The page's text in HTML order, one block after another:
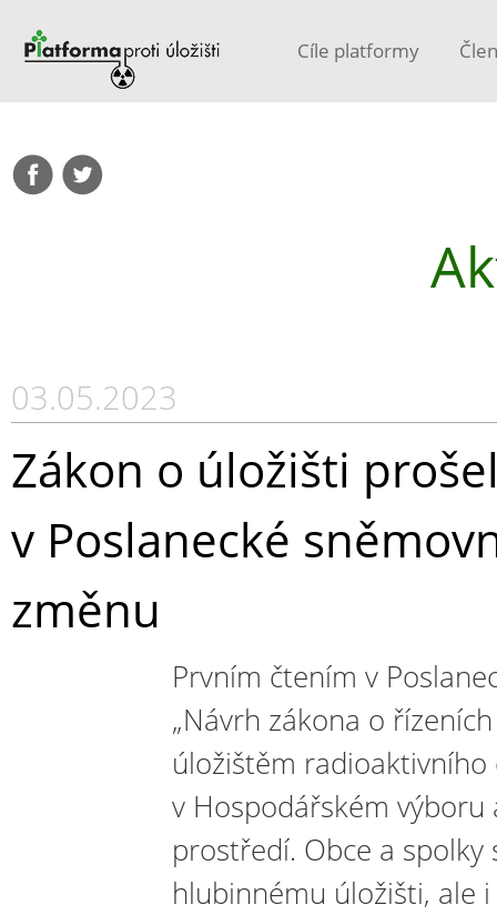
Cíle platformy
03.05.2023
Zákon o úložišti
v Poslanecké
změnu
Prvním čtením v
„Návrh zákona o
úložištěm
v Hospodářském
prostředí. Obce a
hlubinnému úložišti, ale